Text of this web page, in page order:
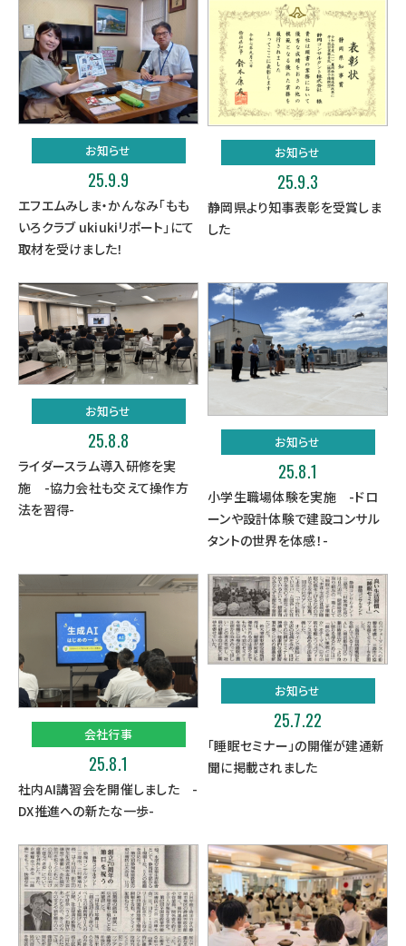
お知らせ
25.9.9
エフエムみしま・かんなみ「もも
いろクラブ ukiukiリポート」にて
取材を受けました！
お知らせ
25.9.3
静岡県より知事表彰を受賞しま
した
お知らせ
25.8.8
ライダースラム導入研修を実
施 -協力会社も交えて操作方
法を習得-
お知らせ
25.8.1
小学生職場体験を実施 -ドロ
ーンや設計体験で建設コンサル
タントの世界を体感！-
会社行事
25.8.1
社内AI講習会を開催しました -
DX推進への新たな一歩-
お知らせ
25.7.22
「睡眠セミナー」の開催が建通新
聞に掲載されました